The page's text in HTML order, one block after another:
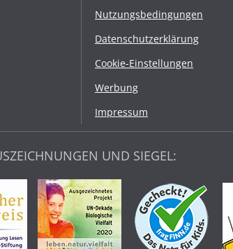
Nutzungsbedingungen
Datenschutzerklärung
Cookie-Einstellungen
Werbung
Impressum
UND SIEGEL: